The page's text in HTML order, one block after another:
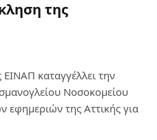
της
ΕΙΝΑΠ καταγγέλλει την
Νοσοκομείου
της Αττικής για